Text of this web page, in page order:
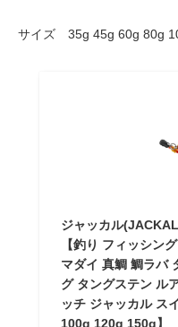
サイズ 35g 45g 60g 80g
ジャッカル
【釣り フィッシン
マダイ 真鯛 鯛ラバ
グ タングステン ル
ッチ ジャッカル ス
100g 120g 150g】